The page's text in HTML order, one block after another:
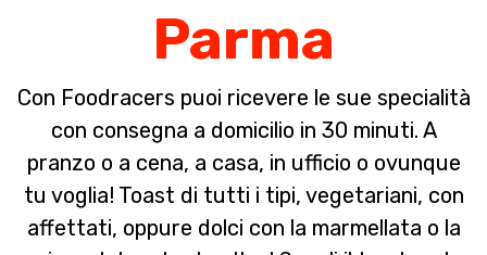
Parma
Con Foodracers puoi ricevere le sue specialità
con consegna a domicilio in 30 minuti. A
pranzo o a cena, a casa, in ufficio o ovunque
tu voglia! Toast di tutti i tipi, vegetariani, con
affettati, oppure dolci con la marmellata o la